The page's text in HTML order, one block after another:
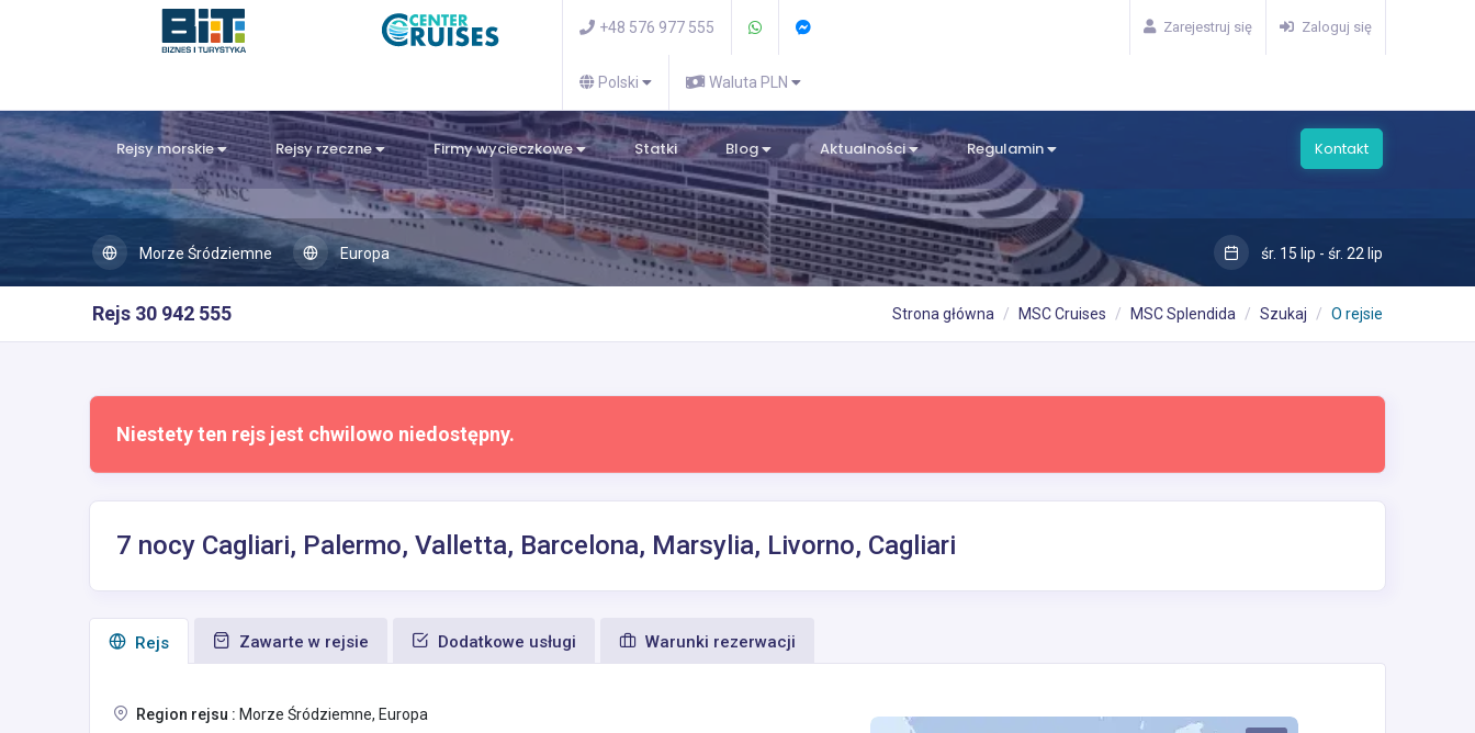
+48 576 977 555
Polski Waluta PLN
Zarejestruj się Zaloguj się
Rejsy morskie Rejsy rzeczne Firmy wycieczkowe Statki Blog Aktualności Regulamin Kontakt
Morze Śródziemne Europa śr. 15 lip - śr. 22 lip
Rejs 30 942 555 Strona główna MSC Cruises MSC Splendida Szukaj O rejsie
Niestety ten rejs jest chwilowo niedostępny.
7 nocy Cagliari, Palermo, Valletta, Barcelona, Marsylia, Livorno, Cagliari
Rejs Zawarte w rejsie Dodatkowe usługi Warunki rezerwacji
Region rejsu : Morze Śródziemne, Europa